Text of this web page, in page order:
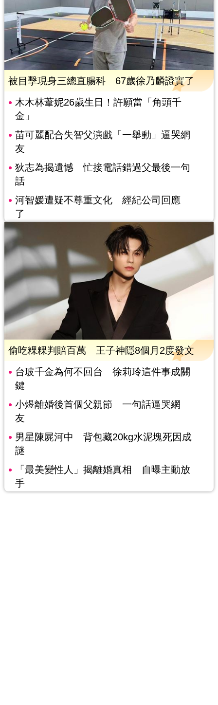
被目擊現身三總直腸科 67歲徐乃麟證實了
木木林葦妮26歲生日！許願當「角頭千
金」
苗可麗配合失智父演戲「一舉動」逼哭網
友
狄志為揭遺憾 忙接電話錯過父最後一句
話
河智媛遭疑不尊重文化 經紀公司回應
了
偷吃粿粿判賠百萬 王子神隱8個月2度發文
台玻千金為何不回台 徐莉玲這件事成關
鍵
小煜離婚後首個父親節 一句話逼哭網
友
男星陳屍河中 背包藏20kg水泥塊死因成
謎
「最美變性人」揭離婚真相 自曝主動放
手